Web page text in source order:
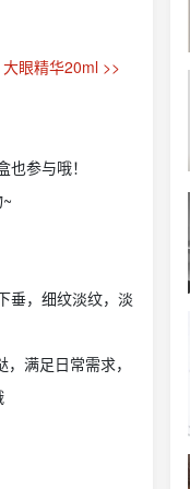
眼精华20ml >>
参与哦！
垂，细纹淡纹，淡
满足日常需求，